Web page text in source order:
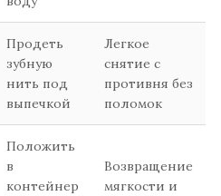
Продеть
зубную
нить под
выпечкой
Легкое
снятие с
противня без
поломок
Положить
в
контейнер
Возвращение
мягкости и